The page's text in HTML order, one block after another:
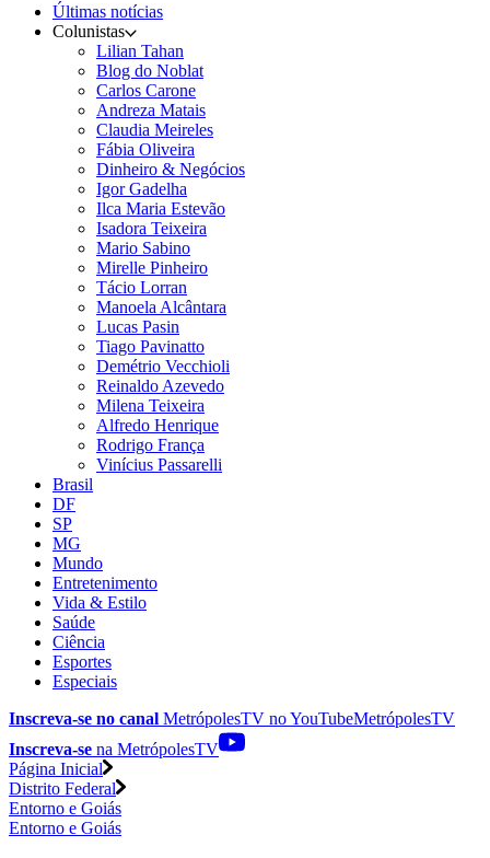
Últimas notícias
Colunistas
Lilian Tahan
Blog do Noblat
Carlos Carone
Andreza Matais
Claudia Meireles
Fábia Oliveira
Dinheiro & Negócios
Igor Gadelha
Ilca Maria Estevão
Isadora Teixeira
Mario Sabino
Mirelle Pinheiro
Tácio Lorran
Manoela Alcântara
Lucas Pasin
Tiago Pavinatto
Demétrio Vecchioli
Reinaldo Azevedo
Milena Teixeira
Alfredo Henrique
Rodrigo França
Vinícius Passarelli
Brasil
DF
SP
MG
Mundo
Entretenimento
Vida & Estilo
Saúde
Ciência
Esportes
Especiais
Inscreva-se no canal MetrópolesTV noYouTubeMetrópolesTV
Inscreva-se na MetrópolesTV
Página Inicial
Distrito Federal
Entorno e Goiás
Entorno e Goiás